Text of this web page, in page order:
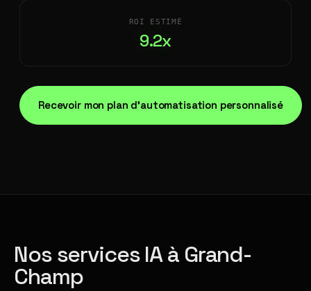
ROI ESTIMÉ
9.2x
Recevoir mon plan d'automatisation personnalisé
Nos services IA à Grand-
Champ